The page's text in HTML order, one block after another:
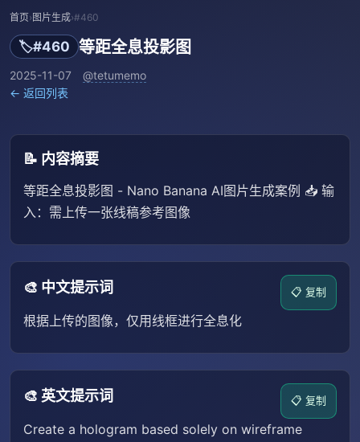
首页› 图片生成›#460
🏷️#460 等距全息投影图
2025-11-07 @tetumemo
← 返回列表
📝 内容摘要
等距全息投影图 - Nano Banana AI图片生成案例 📥 输
入：需上传一张线稿参考图像
🎨 中文提示词 📋 复制
根据上传的图像，仅用线框进行全息化
🎨 英文提示词 📋 复制
Create a hologram based solely on wireframe